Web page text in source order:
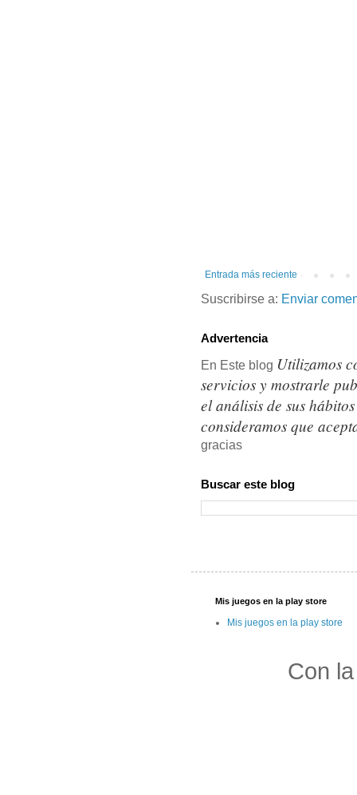
Entrada más reciente
Suscribirse a: Enviar
Advertencia
En Este blog Utilizamos
servicios y mostrarle
el análisis de sus
consideramos que
gracias
Buscar este blog
Mis juegos en la play store
Mis juegos en la play store
Con